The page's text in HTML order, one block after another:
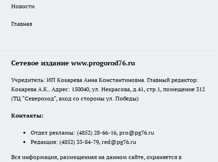
Новости
Главная
Сетевое издание www.progorod76.ru
Учредитель: ИП Кокарева Анна Константиновна. Главный редактор:
Кокарева А.К.. Адрес: 150040, ул. Некрасова, д.41, стр.1, помещение 312
(ТЦ "Североход", вход со стороны ул. Победы)
Контакты:
Отдел рекламы: (4852) 28-66-16, pro@pg76.ru
Редакция: (4852) 33-84-79, red@pg76.ru
Вся информация, размещенная на данном сайте, охраняется в